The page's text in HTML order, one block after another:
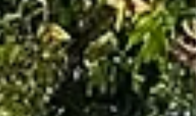
ーズン、ぜひご友人をヨガクラスにお誘いくださ
い。体験クラスは1000円の特別価格です。 ご紹介
くださった方にも、サプライズの特典がありま
す。どうぞご利用ください🧘‍♀️ 【７月のクラスス
ジュール】 月曜日 ちのクラス 蓼科道場 10時
～ ６日、13日、20日、27日 火曜日 オンラインク
ス 10時～ ７日、14日、21日、28日 木曜日 すわ
クラス 諏訪湖ハイツ 9時30分～ ２日、９
日、16日、23日、30日 木曜日 夜オンラインクラ